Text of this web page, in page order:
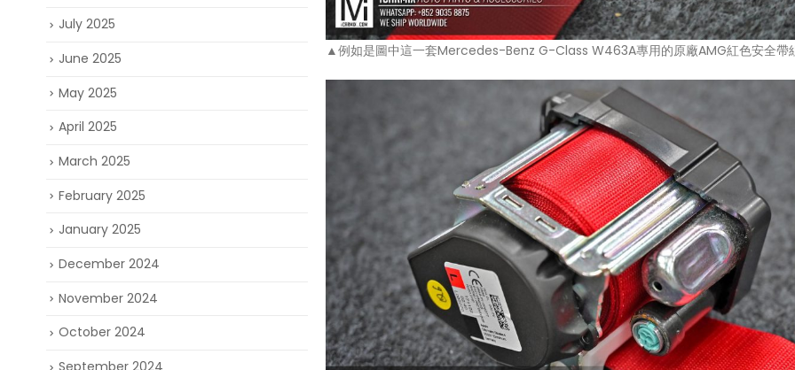
▲例如是圖中這一套Mercedes-Benz G-Class W463A專用的原廠AMG紅色安全帶
July 2025
June 2025
May 2025
April 2025
March 2025
February 2025
January 2025
December 2024
November 2024
October 2024
September 2024